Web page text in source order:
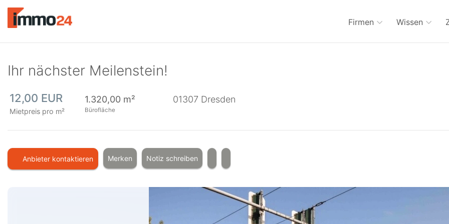
Accessibility
Modus
aktivieren
Inhalt
Firmen Wissen
Ihr nächster Meilenstein!
12,00 EUR
Mietpreis pro m²
1.320,00 m²
Bürofläche
01307 Dresden
Anbieter kontaktieren Merken Notiz schreiben